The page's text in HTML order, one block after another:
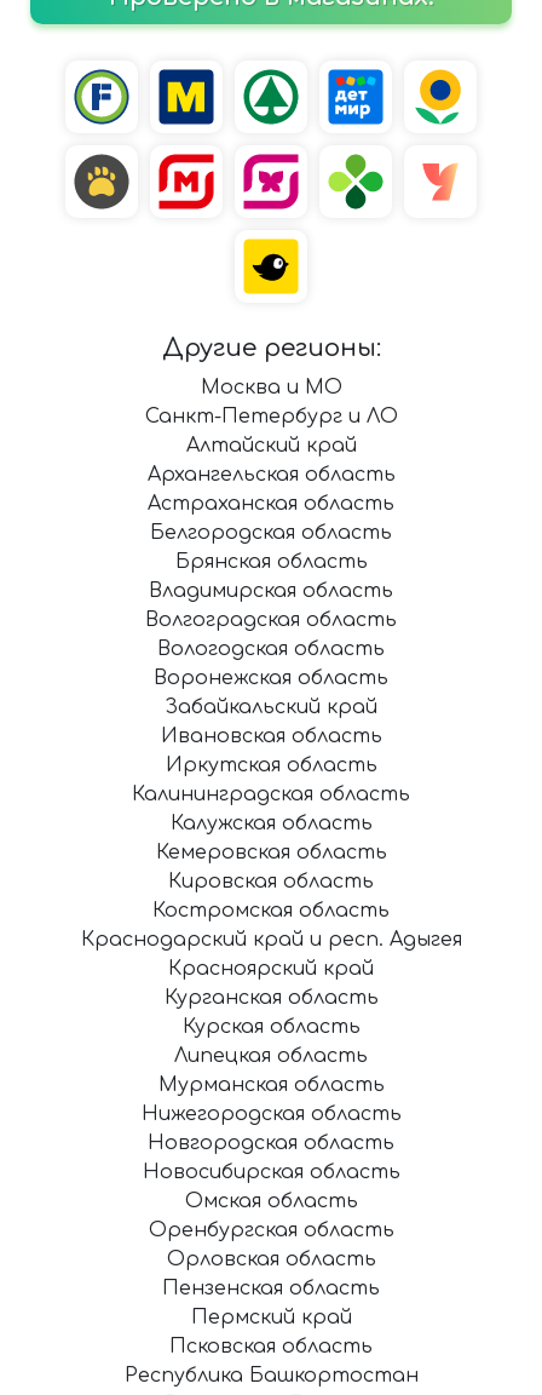
Другие регионы:
Москва и МО
Санкт-Петербург и ЛО
Алтайский край
Архангельская область
Астраханская область
Белгородская область
Брянская область
Владимирская область
Волгоградская область
Вологодская область
Воронежская область
Забайкальский край
Ивановская область
Иркутская область
Калининградская область
Калужская область
Кемеровская область
Кировская область
Костромская область
Краснодарский край и респ. Адыгея
Красноярский край
Курганская область
Курская область
Липецкая область
Мурманская область
Нижегородская область
Новгородская область
Новосибирская область
Омская область
Оренбургская область
Орловская область
Пензенская область
Пермский край
Псковская область
Республика Башкортостан